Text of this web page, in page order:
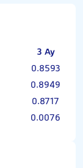
3 Ay
0.8593
0.8949
0.8717
0.0076